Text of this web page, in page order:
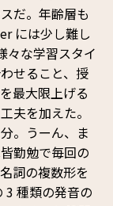
だ。年齢層も
には少し難し
々な学習スタイ
せること、授
最大限上げる
夫を加えた。
。うーん、ま
勤勉で毎回の
詞の複数形を
3 種類の発音の